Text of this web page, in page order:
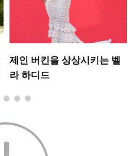
제인 버킨을 상상시키는 벨
라 하디드